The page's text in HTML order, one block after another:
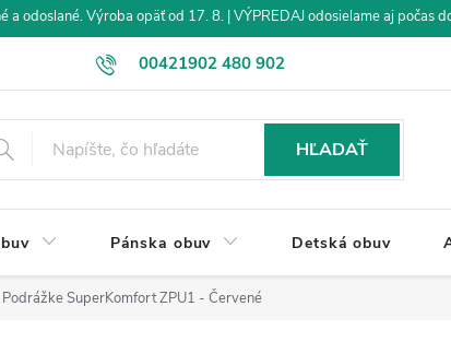
odoslané. Výroba opäť od 17. 8. | VÝPREDAJ odosielame aj počas
00421902 480 902
eshop@drevakybuxa.sk
Veľkoobchod Obchodné podmienky
HĽADAŤ
Pánska obuv Detská obuv
SuperKomfort ZPU1 - Červené